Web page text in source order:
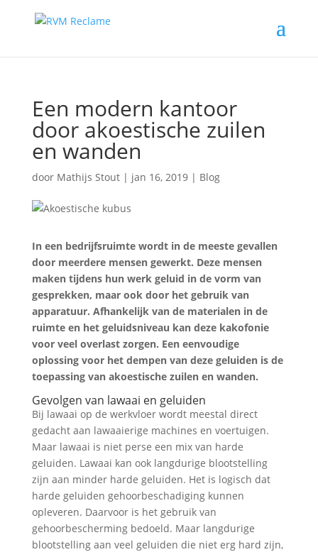
Een modern kantoor
door akoestische zuilen
en wanden
door Mathijs Stout| jan 16, 2019| Blog
In een bedrijfsruimte wordt in de meeste gevallen
door meerdere mensen gewerkt. Deze mensen
maken tijdens hun werk geluid in de vorm van
gesprekken, maar ook door het gebruik van
apparatuur. Afhankelijk van de materialen in de
ruimte en het geluidsniveau kan deze kakofonie
voor veel overlast zorgen. Een eenvoudige
oplossing voor het dempen van deze geluiden is de
toepassing van akoestische zuilen en wanden.
Gevolgen van lawaai en geluiden
Bij lawaai op de werkvloer wordt meestal direct
gedacht aan lawaaierige machines en voertuigen.
Maar lawaai is niet perse een mix van harde
geluiden. Lawaai kan ook langdurige blootstelling
zijn aan minder harde geluiden. Het is logisch dat
harde geluiden gehoorbeschadiging kunnen
opleveren. Daarvoor is het gebruik van
gehoorbescherming bedoeld. Maar langdurige
blootstelling aan veel geluiden die niet erg hard zijn,